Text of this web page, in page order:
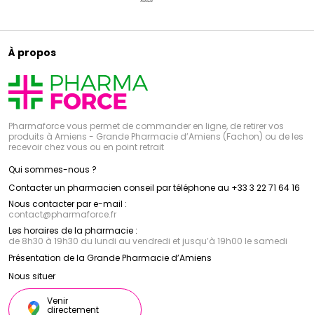
À propos
Pharmaforce vous permet de commander en ligne, de retirer vos
produits à Amiens - Grande Pharmacie d’Amiens (Fachon) ou de les
recevoir chez vous ou en point retrait
Qui sommes-nous ?
Contacter un pharmacien conseil par téléphone au +33 3 22 71 64 16
Nous contacter par e-mail :
contact@pharmaforce.fr
Les horaires de la pharmacie :
de 8h30 à 19h30 du lundi au vendredi et jusqu’à 19h00 le samedi
Présentation de la Grande Pharmacie d’Amiens
Nous situer
Venir
directement